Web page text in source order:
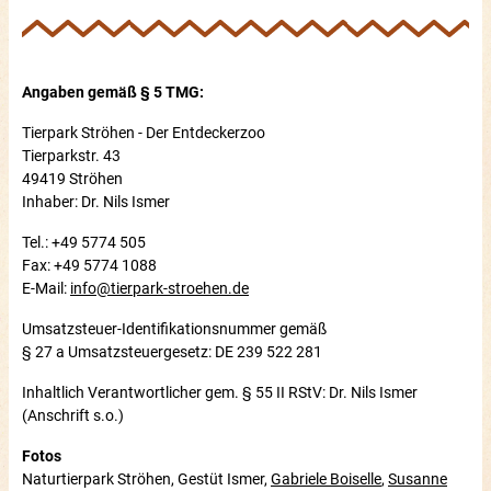
Angaben gemäß § 5 TMG:
Tierpark Ströhen - Der Entdeckerzoo
Tierparkstr. 43
49419 Ströhen
Inhaber: Dr. Nils Ismer
Tel.: +49 5774 505
Fax: +49 5774 1088
E-Mail: info@tierpark-stroehen.de
Umsatzsteuer-Identifikationsnummer gemäß
§ 27 a Umsatzsteuergesetz: DE 239 522 281
Inhaltlich Verantwortlicher gem. § 55 II RStV: Dr. Nils Ismer
(Anschrift s.o.)
Fotos
Naturtierpark Ströhen, Gestüt Ismer, Gabriele Boiselle, Susanne